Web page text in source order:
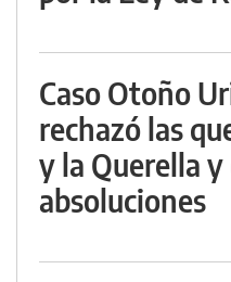
Caso Otoño
rechazó las
y la Querella
absoluciones